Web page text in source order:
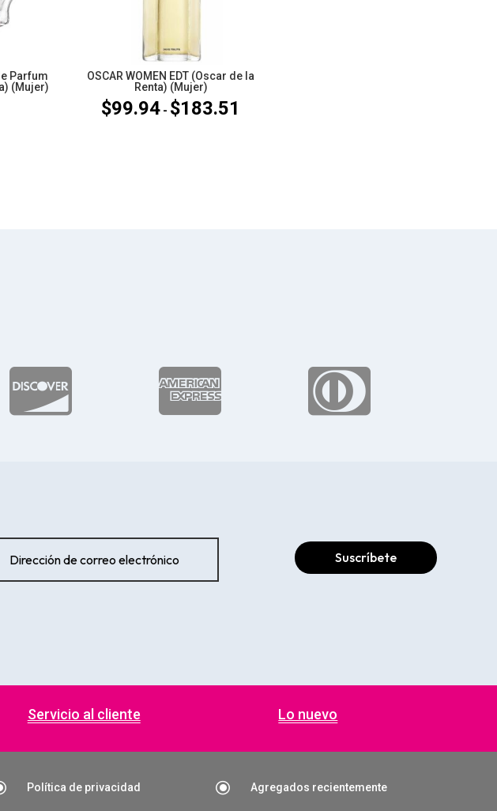
Parfum
(Mujer)
OSCAR WOMEN EDT (Oscar de la
Renta) (Mujer)
$99.94 - $183.51
  
Suscríbete
Servicio al cliente Lo nuevo
Política de privacidad \ Agregados recientemente